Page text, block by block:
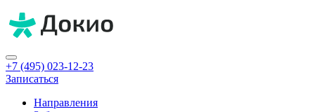
+7 (495) 023-12-23
Записаться
Направления